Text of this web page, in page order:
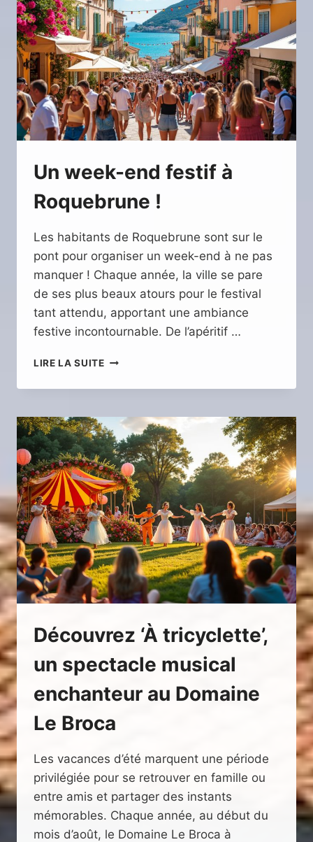
LOCALE
Un week-end festif à
Roquebrune !
Les habitants de Roquebrune sont sur le
pont pour organiser un week-end à ne pas
manquer ! Chaque année, la ville se pare
de ses plus beaux atours pour le festival
tant attendu, apportant une ambiance
festive incontournable. De l’apéritif …
LIRE LA SUITEUN
END
À
ROQUEBRUNE
!
Découvrez ‘À tricyclette’,
un spectacle musical
enchanteur au Domaine
Le Broca
Les vacances d’été marquent une période
privilégiée pour se retrouver en famille ou
entre amis et partager des instants
mémorables. Chaque année, au début du
mois d’août, le Domaine Le Broca à